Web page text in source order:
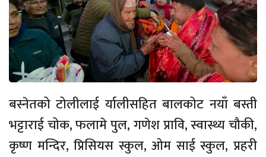
बस्नेतको टोलीलाई र्यालीसहित बालकोट नयाँ बस्ती
भट्टाराई चोक, फलामे पुल, गणेश प्रावि, स्वास्थ्य चौकी,
कृष्ण मन्दिर, प्रिसियस स्कुल, ओम साई स्कुल, प्रहरी